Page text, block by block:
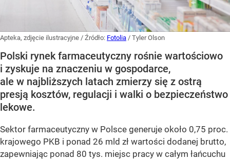
Apteka, zdjęcie ilustracyjne / Źródło: Fotolia / Tyler Olson
Polski rynek farmaceutyczny rośnie wartościowo
i zyskuje na znaczeniu w gospodarce,
ale w najbliższych latach zmierzy się z ostrą
presją kosztów, regulacji i walki o bezpieczeństwo
lekowe.
Sektor farmaceutyczny w Polsce generuje około 0,75 proc.
krajowego PKB i ponad 26 mld zł wartości dodanej brutto,
zapewniając ponad 80 tys. miejsc pracy w całym łańcuchu